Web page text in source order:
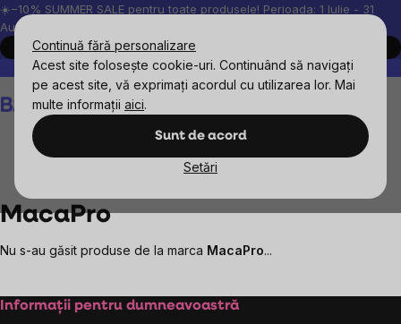
Continuă fără personalizare
Acest site folosește cookie-uri. Continuând să navigați
pe acest site, vă exprimați acordul cu utilizarea lor. Mai
multe informații aici.
Sunt de acord
Setări
Treci
la
conținut
☀️−10% SUMMER SALE pentru toate produsele! Perioada: 1 Iulie - 31
August, 2026.
Cumpără acum
Peste 200.000 de recenzii verificate
Produsele noastre sunt
Coş
de
MacaPro
Nu s-au găsit produse de la marca MacaPro...
Subsol
Informații pentru dumneavoastră